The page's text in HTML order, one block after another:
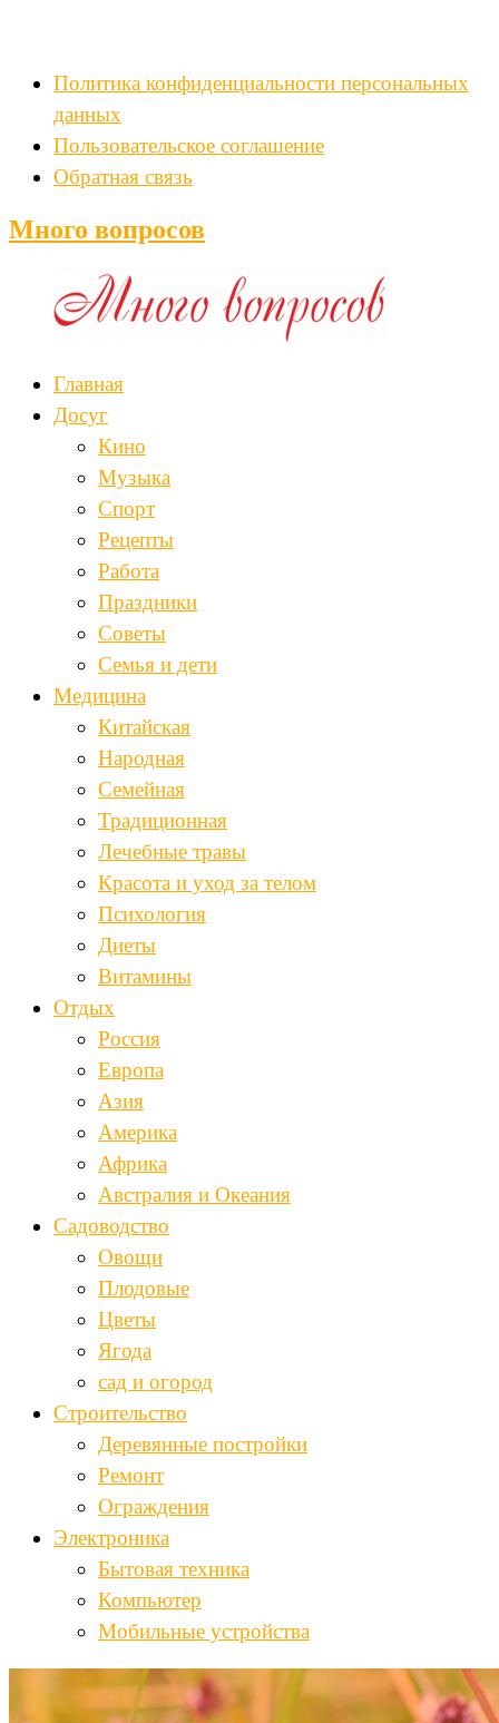
Политика конфиденциальности персональных
данных
Пользовательское соглашение
Обратная связь
Много вопросов
Главная
Досуг
Кино
Музыка
Спорт
Рецепты
Работа
Праздники
Советы
Семья и дети
Медицина
Китайская
Народная
Семейная
Традиционная
Лечебные травы
Красота и уход за телом
Психология
Диеты
Витамины
Отдых
Россия
Европа
Азия
Америка
Африка
Австралия и Океания
Садоводство
Овощи
Плодовые
Цветы
Ягода
сад и огород
Строительство
Деревянные постройки
Ремонт
Ограждения
Электроника
Бытовая техника
Компьютер
Мобильные устройства